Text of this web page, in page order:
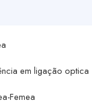
em ligação optica
Femea